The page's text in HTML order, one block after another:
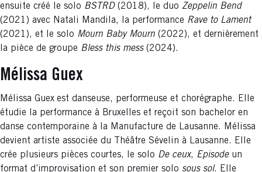
ensuite créé le solo BSTRD(2018), le duo Zeppelin Bend
(2021) avec Natali Mandila, la performance Rave to Lament
(2021), et le solo Mourn Baby Mourn (2022), et dernièrement
la pièce de groupe Bless this mess(2024).
Mélissa Guex
Mélissa Guex est danseuse, performeuse et chorégraphe. Elle
étudie la performance à Bruxelles et reçoit son bachelor en
danse contemporaine à la Manufacture de Lausanne. Mélissa
devient artiste associée du Théâtre Sévelin à Lausanne. Elle
crée plusieurs pièces courtes, le solo De ceux, Episodeun
format d’improvisation et son premier solo sous sol. Elle